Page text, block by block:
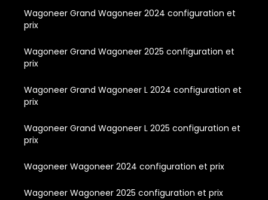
Wagoneer Grand Wagoneer 2024 configuration et
prix
Wagoneer Grand Wagoneer 2025 configuration et
prix
Wagoneer Grand Wagoneer L 2024 configuration et
prix
Wagoneer Grand Wagoneer L 2025 configuration et
prix
Wagoneer Wagoneer 2024 configuration et prix
Wagoneer Wagoneer 2025 configuration et prix